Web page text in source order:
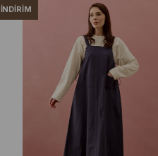
İNDIRIM